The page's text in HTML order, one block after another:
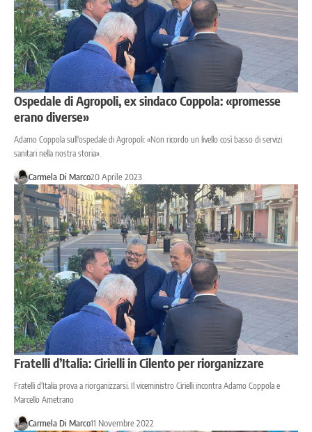
Ospedale di Agropoli, ex sindaco Coppola: «promesse
erano diverse»
Adamo Coppola sull'ospedale di Agropoli: «Non ricordo un livello così basso di servizi
sanitari nella nostra storia».
Carmela Di Marco20 Aprile 2023
Fratelli d’Italia: Cirielli in Cilento per riorganizzare
Fratelli d'Italia prova a riorganizzarsi. Il viceministro Cirielli incontra Adamo Coppola e
Marcello Ametrano
Carmela Di Marco11 Novembre 2022